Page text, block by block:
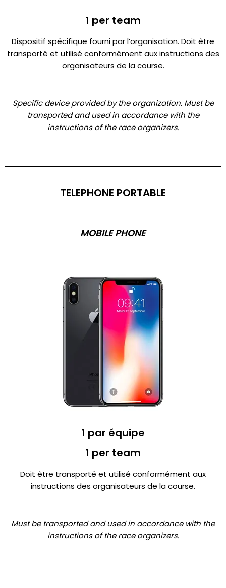
1 per team
Dispositif spécifique fourni par l’organisation. Doit être
transporté et utilisé conformément aux instructions des
organisateurs de la course.
Specific device provided by the organization. Must be
transported and used in accordance with the
instructions of the race organizers.
TELEPHONE PORTABLE
MOBILE PHONE
1 par équipe
1 per team
Doit être transporté et utilisé conformément aux
instructions des organisateurs de la course.
Must be transported and used in accordance with the
instructions of the race organizers.